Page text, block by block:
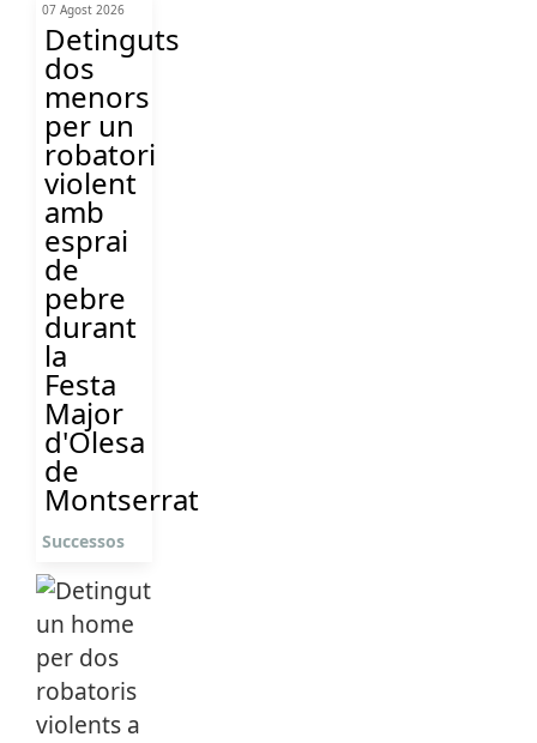
07 Agost 2026
Detinguts
dos
menors
per un
robatori
violent
amb
esprai
de
pebre
durant
la
Festa
Major
d'Olesa
de
Montserrat
Successos